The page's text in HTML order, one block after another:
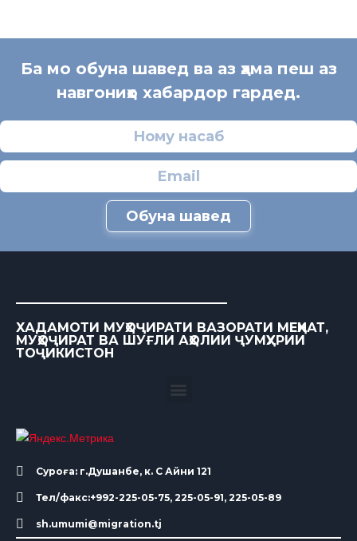
Ба мо обуна шавед ва аз ҳама пеш аз
навгониҳо хабардор гардед.
Обуна шавед
ХАДАМОТИ МУҲОҶИРАТИ ВАЗОРАТИ МЕҲНАТ,
МУҲОҶИРАТ ВА ШУҒЛИ АҲОЛИИ ҶУМҲУРИИ
ТОҶИКИСТОН
Суроға: г.Душанбе, к. С Айни 121
Тел/факс:+992-225-05-75, 225-05-91, 225-05-89
sh.umumi@migration.tj